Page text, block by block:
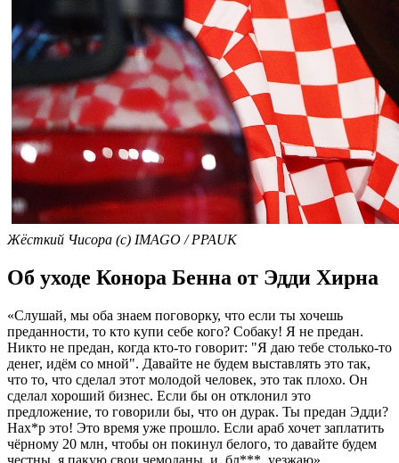
Жёсткий Чисора (с) IMAGO / PPAUK
Об уходе Конора Бенна от Эдди Хирна
«Слушай, мы оба знаем поговорку, что если ты хочешь
преданности, то кто купи себе кого? Собаку! Я не предан.
Никто не предан, когда кто-то говорит: "Я даю тебе столько-то
денег, идём со мной". Давайте не будем выставлять это так,
что то, что сделал этот молодой человек, это так плохо. Он
сделал хороший бизнес. Если бы он отклонил это
предложение, то говорили бы, что он дурак. Ты предан Эдди?
Нах*р это! Это время уже прошло. Если араб хочет заплатить
чёрному 20 млн, чтобы он покинул белого, то давайте будем
честны, я пакую свои чемоданы, и, бл***, уезжаю».